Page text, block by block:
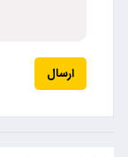
ارسال